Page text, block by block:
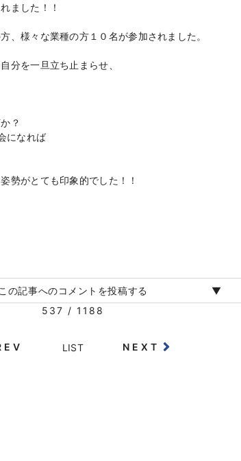
ました！！
様々な業種の方１０名が参加されました。
を一旦立ち止まらせ、
？
になれば
がとても印象的でした！！
の記事へのコメントを投稿する
537 / 1188
LIST NEXT